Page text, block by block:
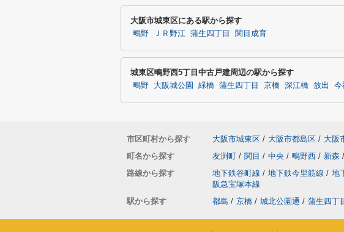
大阪市城東区にある駅から探す
鴫野 ＪＲ野江 蒲生四丁目 関目成育
城東区鴫野西5丁目中古戸建周辺の駅から探す
鴫野 大阪城公園 緑橋 蒲生四丁目 京橋 深江橋 放出 今
市区町村から探す 大阪市城東区 / 大阪市都島区 / 大阪
町名から探す
友渕町 / 関目 / 中央 / 鴫野西 / 新森 /
路線から探す
地下鉄谷町線 / 地下鉄今里筋線 / 地
阪急宝塚本線
駅から探す
都島 / 京橋 / 城北公園通 / 蒲生四丁